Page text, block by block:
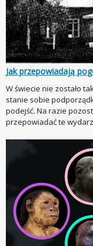
Jak przepowiadają
W świecie nie zostało
stanie sobie
podejść. Na razie
przepowiadać te